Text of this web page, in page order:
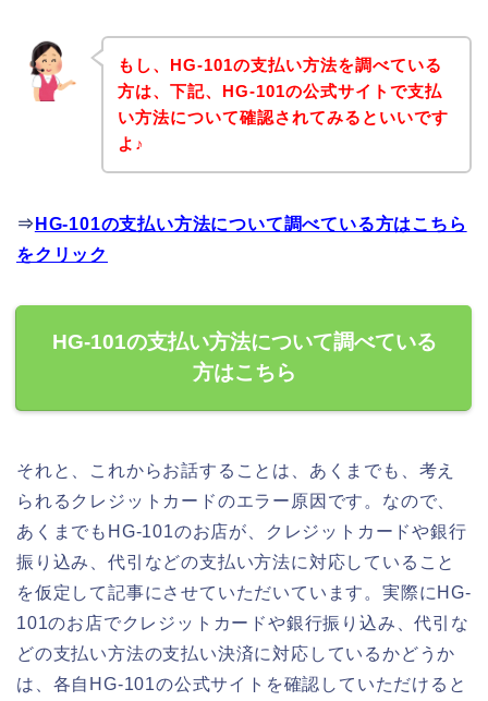
もし、HG-101の支払い方法を調べている
方は、下記、HG-101の公式サイトで支払
い方法について確認されてみるといいです
よ♪
⇒ HG-101の支払い方法について調べている方はこちら
をクリック
HG-101の支払い方法について調べている
方はこちら
それと、これからお話することは、あくまでも、考え
られるクレジットカードのエラー原因です。なので、
あくまでもHG-101のお店が、クレジットカードや銀行
振り込み、代引などの支払い方法に対応していること
を仮定して記事にさせていただいています。実際にHG-
101のお店でクレジットカードや銀行振り込み、代引な
どの支払い方法の支払い決済に対応しているかどうか
は、各自HG-101の公式サイトを確認していただけると